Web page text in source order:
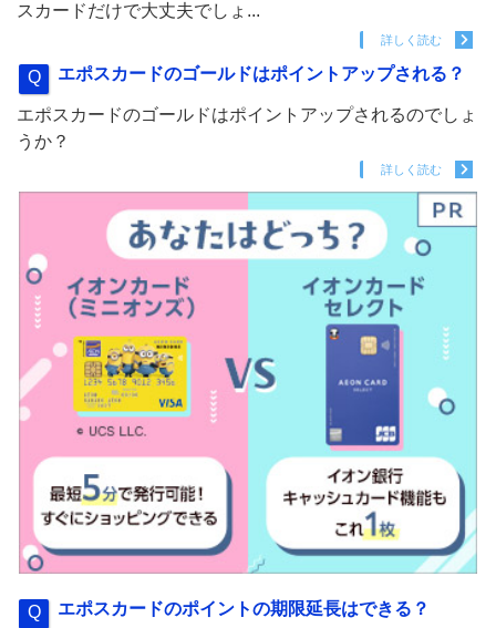
スカードだけで大丈夫でしょ...
詳しく読む
エポスカードのゴールドはポイントアップされる？
エポスカードのゴールドはポイントアップされるのでしょ
うか？
詳しく読む
エポスカードのポイントの期限延長はできる？